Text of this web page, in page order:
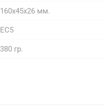
160x45x26 мм.
EC5
380 гр.